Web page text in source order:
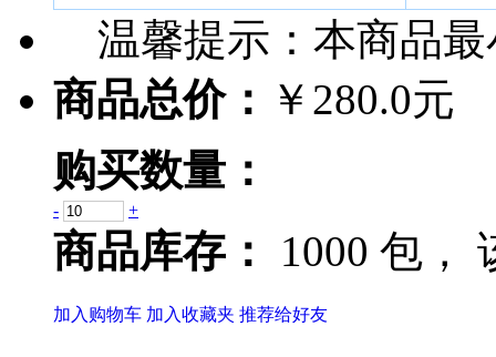
温馨提示： 本商品
商品总价： ￥280.0元
购买数量：
- +
商品库存： 1000 包，
加入购物车 加入收藏夹 推荐给好友